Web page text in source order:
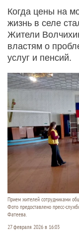
Когда цены на
жизнь в селе
Жители
властям о
услуг и пенсий.
Прием жителей сотрудниками
Фото предоставлено пресс-
Фатеева.
27 февраля 2026 в 16:03